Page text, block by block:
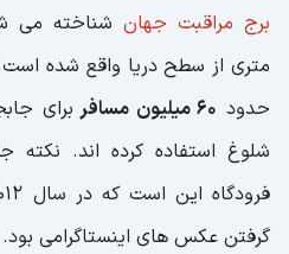
برج مراقبت جهان
حدود 60 میلیون مسافر
برای
شلوغ استفاده کرده اند. نکته
گرفتن عکس های اینستاگرامی بود.